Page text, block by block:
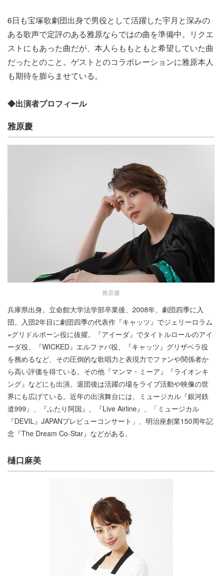
6日も宝塚歌劇団出身で男役として活躍した宇月と深みの
ある歌声で定評のある雅原ならではの曲を準備中。リクエ
ストにもあった曲だが、本人らももともと希望していた曲
だったとのこと。ゲストとのコラボレーションに雅原本人
も期待を膨らませている。
◆出演者プロフィール
雅原慶
雅原慶
兵庫県出身。立命館大学法学部卒業後、2008年、劇団四季に入
団。入団2年目に劇団四季の代表作『キャッツ』でジェリーロラム
=グリドルボーン役に抜擢。『アイーダ』でタイトルロールのアイ
ーダ役、『WICKED』エルファバ役、『キャッツ』グリザベラ役
を務めるなど、その圧倒的な歌唱力と表現力でファンや関係者か
ら高い評価を得ている。その他『マンマ・ミーア』『ライオンキ
ング』などにも出演。退団後は活躍の場をライブ活動や映像の世
界にも広げている。近年の出演舞台には、ミュージカル『銀河鉄
道999』、『ふたり阿国』、『Live Airline』、「ミュージカル
『DEVIL』JAPANプレビューコンサート」、明治座創業150周年記
念『The Dream Co-Star』などがある。
樋口麻美